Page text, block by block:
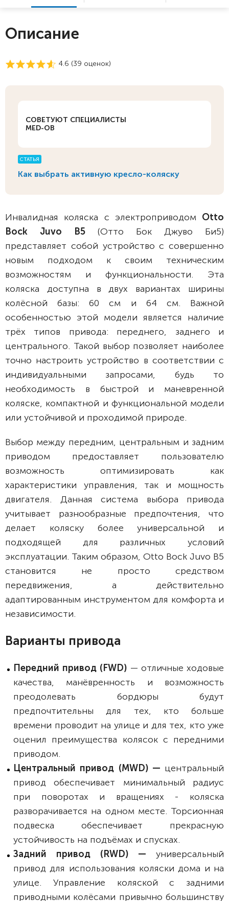
Описание
4.6 (39 оценок)
СОВЕТУЮТ СПЕЦИАЛИСТЫ
MED-OB
СТАТЬЯ
Как выбрать активную кресло-коляску
Инвалидная коляска с электроприводом Otto
Bock Juvo B5 (Отто Бок Джуво Би5)
представляет собой устройство с совершенно
новым подходом к своим техническим
возможностям и функциональности. Эта
коляска доступна в двух вариантах ширины
колёсной базы: 60 см и 64 см. Важной
особенностью этой модели является наличие
трёх типов привода: переднего, заднего и
центрального. Такой выбор позволяет наиболее
точно настроить устройство в соответствии с
индивидуальными запросами, будь то
необходимость в быстрой и маневренной
коляске, компактной и функциональной модели
или устойчивой и проходимой природе.
Выбор между передним, центральным и задним
приводом предоставляет пользователю
возможность оптимизировать как
характеристики управления, так и мощность
двигателя. Данная система выбора привода
учитывает разнообразные предпочтения, что
делает коляску более универсальной и
подходящей для различных условий
эксплуатации. Таким образом, Otto Bock Juvo B5
становится не просто средством
передвижения, а действительно
адаптированным инструментом для комфорта и
независимости.
Варианты привода
Передний привод (FWD) — отличные ходовые
качества, манёвренность и возможность
преодолевать бордюры будут
предпочтительны для тех, кто больше
времени проводит на улице и для тех, кто уже
оценил преимущества колясок с передними
приводом.
Центральный привод (MWD) — центральный
привод обеспечивает минимальный радиус
при поворотах и вращениях - коляска
разворачивается на одном месте. Торсионная
подвеска обеспечивает прекрасную
устойчивость на подъёмах и спусках.
Задний привод (RWD) — универсальный
привод для использования коляски дома и на
улице. Управление коляской с задними
приводными колёсами привычно большинству